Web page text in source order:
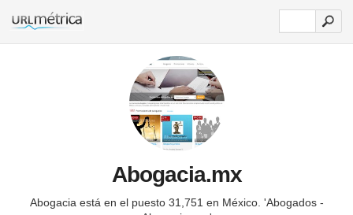
Abogacia.mx
Abogacia está en el puesto 31,751 en México. 'Abogados -